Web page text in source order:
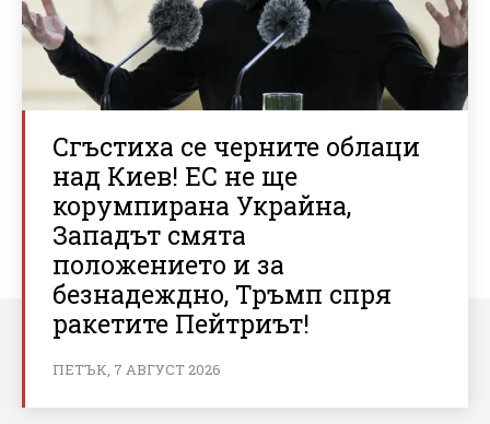
Сгъстиха се черните облаци
над Киев! ЕС не ще
корумпирана Украйна,
Западът смята
положението и за
безнадеждно, Тръмп спря
ракетите Пейтриът!
ПЕТЪК, 7 АВГУСТ 2026